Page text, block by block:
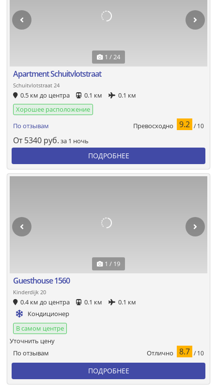
1 / 24
Apartment Schuitvlotstraat
Schuitvlotstraat 24
0.5 км до центра 0.1 км
0.1 км
Хорошее расположение
По отзывам
Превосходно 9.2 / 10
От 5340 руб. за 1 ночь
ПОДРОБНЕЕ
1 / 19
Guesthouse 1560
Kinderdijk 20
0.4 км до центра 0.1 км
0.1 км
Кондиционер
В самом центре
По отзывам Отлично 8.7 / 10
Уточнить цену
ПОДРОБНЕЕ